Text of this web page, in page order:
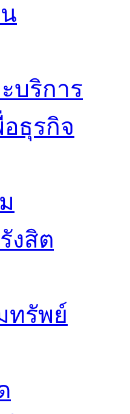
บริการ
อธุรกิจ
งสิต
ทรัพย์